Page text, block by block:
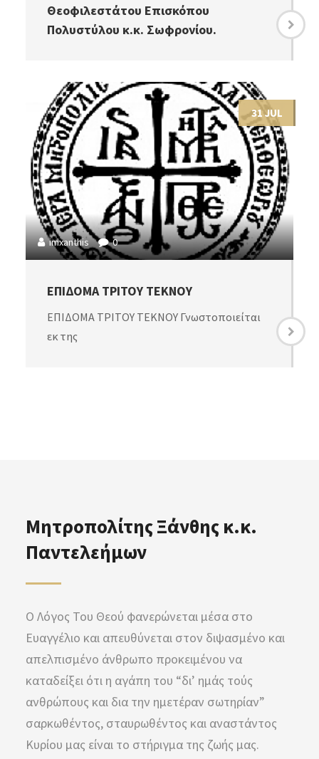
Θεοφιλεστάτου Επισκόπου
Πολυστύλου κ.κ. Σωφρονίου.
31 JUL
imxanthis 0
ΕΠΙΔΟΜΑ ΤΡΙΤΟΥ ΤΕΚΝΟΥ
ΕΠΙΔΟΜΑ ΤΡΙΤΟΥ ΤΕΚΝΟΥ Γνωστοποιείται
εκ της
Μητροπολίτης Ξάνθης κ.κ.
Παντελεήμων
Ο Λόγος Του Θεού φανερώνεται μέσα στο
Ευαγγέλιο και απευθύνεται στον διψασμένο και
απελπισμένο άνθρωπο προκειμένου να
καταδείξει ότι η αγάπη του “δι’ ημάς τούς
ανθρώπους και δια την ημετέραν σωτηρίαν”
σαρκωθέντος, σταυρωθέντος και αναστάντος
Κυρίου μας είναι το στήριγμα της ζωής μας.